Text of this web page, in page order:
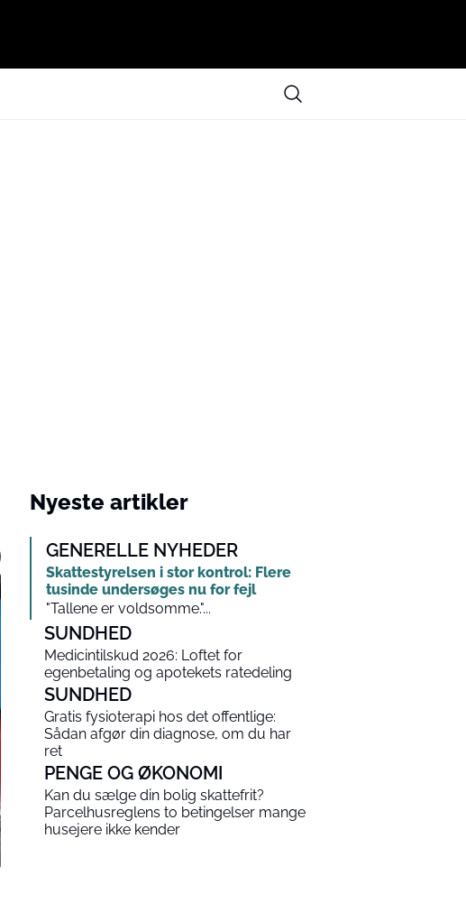
Nyeste artikler
GENERELLE NYHEDER
Skattestyrelsen i stor kontrol: Flere
tusinde undersøges nu for fejl
"Tallene er voldsomme."...
SUNDHED
Medicintilskud 2026: Loftet for
egenbetaling og apotekets ratedeling
SUNDHED
Gratis fysioterapi hos det offentlige:
Sådan afgør din diagnose, om du har
ret
PENGE OG ØKONOMI
Kan du sælge din bolig skattefrit?
Parcelhusreglens to betingelser mange
husejere ikke kender